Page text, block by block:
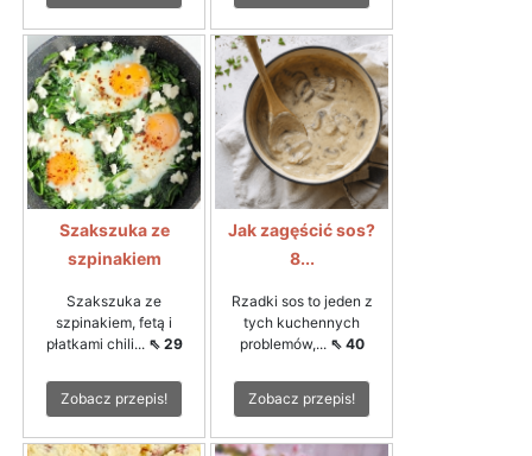
Szakszuka ze
szpinakiem
Szakszuka ze
szpinakiem, fetą i
płatkami chili... ⇖ 29
Zobacz przepis!
Jak zagęścić sos?
8...
Rzadki sos to jeden z
tych kuchennych
problemów,... ⇖ 40
Zobacz przepis!